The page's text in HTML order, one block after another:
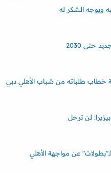
ويوجه الشكر له
حتى 2030
طلباته من شباب الأهلي دبي
لن ترحل
عن مواجهة الأهلي